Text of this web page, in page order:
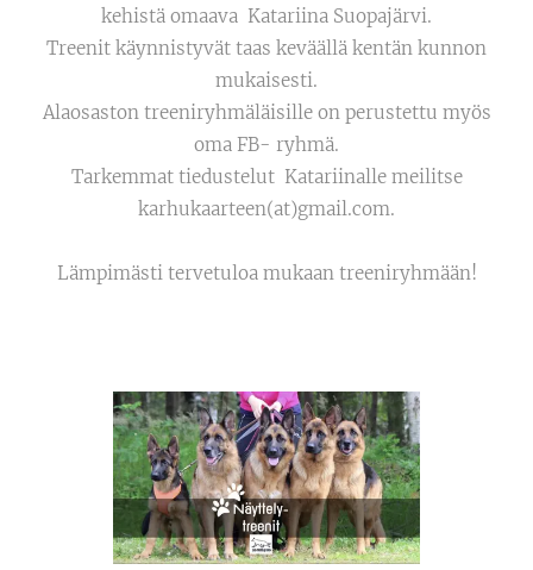
kehistä omaava Katariina Suopajärvi.
Treenit käynnistyvät taas keväällä kentän kunnon
mukaisesti.
Alaosaston treeniryhmäläisille on perustettu myös
oma FB- ryhmä.
Tarkemmat tiedustelut Katariinalle meilitse
karhukaarteen(at)gmail.com.
Lämpimästi tervetuloa mukaan treeniryhmään!